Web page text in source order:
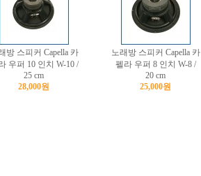
방 스피커 Capella 카
우퍼 10 인치 W-10 /
25 cm
28,000원
노래방 스피커 Capella 카
펠라 우퍼 8 인치 W-8 /
20 cm
25,000원